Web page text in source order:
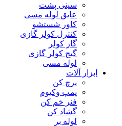
سینی پشت
عایق لوله مسی
کاور شستشو
کنترل کولر گازی
گاز کولر
گیج کولر گازی
لوله مسی
ابزار آلات
پرچ کن
پمپ وکیوم
فنر خم کن
گشاد کن
لوله بر